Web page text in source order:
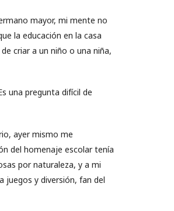
mayor, mi mente no
la educación en la casa
criar a un niño o una niña,
una pregunta difícil de
ayer mismo me
del homenaje escolar tenía
por naturaleza, y a mi
juegos y diversión, fan del